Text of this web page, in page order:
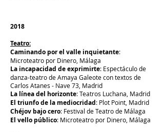
2018
Teatro:
Caminando por el valle inquietante:
Microteatro por Dinero, Málaga
La incapacidad de exprimirte: Espectáculo de
danza-teatro de Amaya Galeote con textos de
Carlos Atanes - Nave 73, Madrid
La línea del horizonte: Teatros Luchana, Madrid
El triunfo de la mediocridad: Plot Point, Madrid
Chéjov bajo cero: Festival de Teatro de Málaga
El vello público: Microteatro por Dinero, Málaga